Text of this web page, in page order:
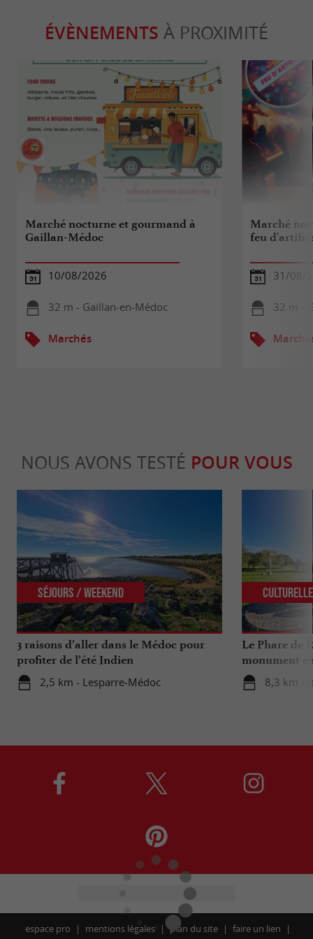
ÉVÈNEMENTS À PROXIMITÉ
Marché nocturne et gourmand à
Gaillan-Médoc
10/08/2026
32 m - Gaillan-en-Médoc
Marchés
Marché
feu
31/08/
32 m -
NOUS AVONS TESTÉ POUR VOUS
3 raisons d’aller dans le Médoc pour
profiter de l’été Indien
2,5 km - Lesparre-Médoc
Séjours / Weekend
Le Phare de
monument
Médocaine
8,3 km -
Culturelle
espace pro mentions légales plan du site faire un lien